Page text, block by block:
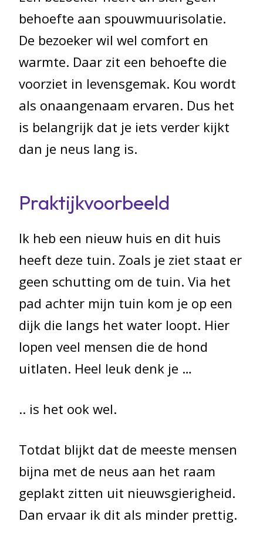
behoefte aan spouwmuurisolatie.
De bezoeker wil wel comfort en
warmte. Daar zit een behoefte die
voorziet in levensgemak. Kou wordt
als onaangenaam ervaren. Dus het
is belangrijk dat je iets verder kijkt
dan je neus lang is.
Praktijkvoorbeeld
Ik heb een nieuw huis en dit huis
heeft deze tuin. Zoals je ziet staat er
geen schutting om de tuin. Via het
pad achter mijn tuin kom je op een
dijk die langs het water loopt. Hier
lopen veel mensen die de hond
uitlaten. Heel leuk denk je …
.. is het ook wel.
Totdat blijkt dat de meeste mensen
bijna met de neus aan het raam
geplakt zitten uit nieuwsgierigheid.
Dan ervaar ik dit als minder prettig.